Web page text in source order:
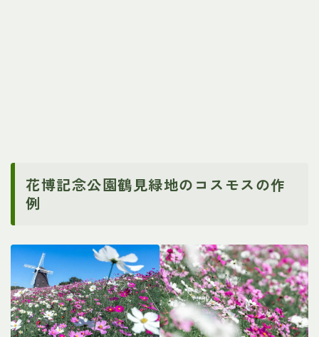
花博記念公園鶴見緑地のコスモスの作
例